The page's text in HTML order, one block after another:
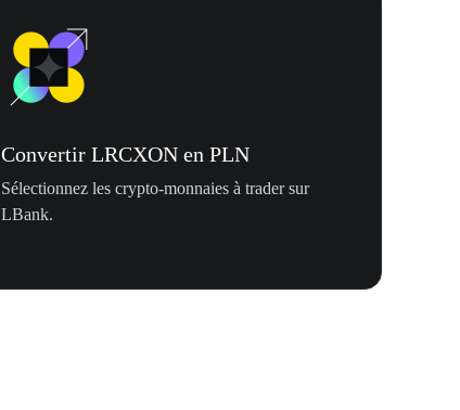
Convertir LRCXON en PLN
Sélectionnez les crypto-monnaies à trader sur
LBank.